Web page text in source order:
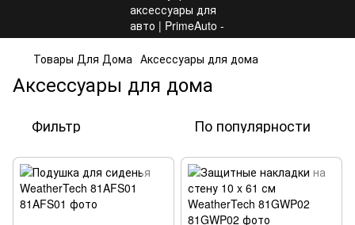
Товары Для Дома Аксессуары для дома
Аксессуары для дома
Фильтр По популярности